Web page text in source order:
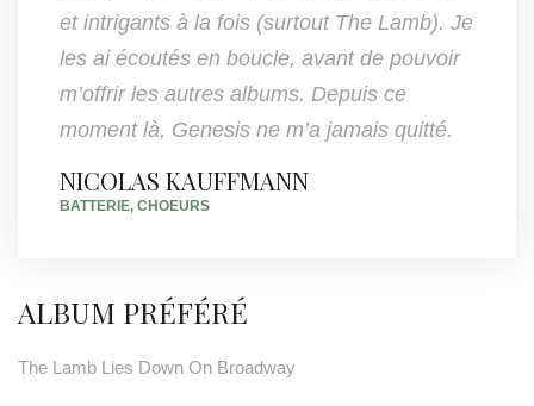
et intrigants à la fois (surtout The Lamb). Je
les ai écoutés en boucle, avant de pouvoir
m’offrir les autres albums. Depuis ce
moment là, Genesis ne m’a jamais quitté.
NICOLAS KAUFFMANN
BATTERIE, CHOEURS
ALBUM PRÉFÉRÉ
The Lamb Lies Down On Broadway